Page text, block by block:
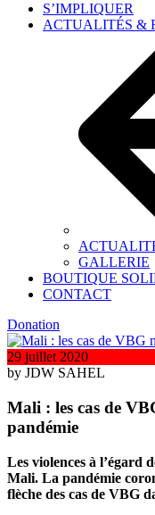
S’IMPLIQUER
ACTUALITÉS &
GALLERIE
BOUTIQUE
CONTACT
Donation
29 juillet 2020
by JDW SAHEL
Mali : les cas de
pandémie
Les violences à l’égard
Mali. La pandémie
flèche des cas de VBG